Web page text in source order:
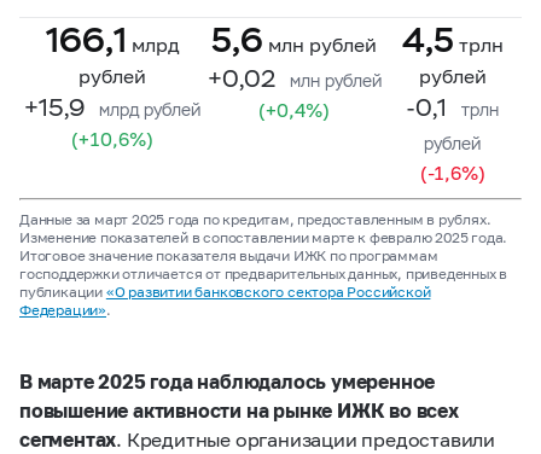
166,1 млрд
рублей
+15,9 млрд рублей
(+10,6%)
5,6 млн рублей
+0,02 млн рублей
(+0,4%)
4,5 трлн
рублей
-0,1
трлн
рублей
(-1,6%)
Данные за март 2025 года по кредитам, предоставленным в рублях.
Изменение показателей в сопоставлении марте к февралю 2025 года.
Итоговое значение показателя выдачи ИЖК по программам
господдержки отличается от предварительных данных, приведенных в
публикации «О развитии банковского сектора Российской
Федерации».
В марте 2025 года наблюдалось умеренное
повышение активности на рынке ИЖК во всех
сегментах. Кредитные организации предоставили